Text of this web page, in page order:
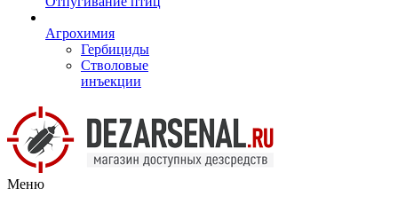
Агрохимия
Гербициды
Стволовые
инъекции
Меню